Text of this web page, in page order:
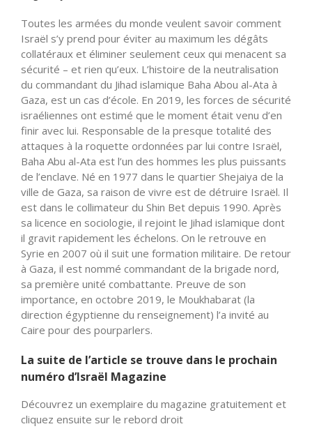
Toutes les armées du monde veulent savoir comment
Israël s’y prend pour éviter au maximum les dégâts
collatéraux et éliminer seulement ceux qui menacent sa
sécurité – et rien qu’eux. L’histoire de la neutralisation
du commandant du Jihad islamique Baha Abou al-Ata à
Gaza, est un cas d’école. En 2019, les forces de sécurité
israéliennes ont estimé que le moment était venu d’en
finir avec lui. Responsable de la presque totalité des
attaques à la roquette ordonnées par lui contre Israël,
Baha Abu al-Ata est l’un des hommes les plus puissants
de l’enclave. Né en 1977 dans le quartier Shejaiya de la
ville de Gaza, sa raison de vivre est de détruire Israël. Il
est dans le collimateur du Shin Bet depuis 1990. Après
sa licence en sociologie, il rejoint le Jihad islamique dont
il gravit rapidement les échelons. On le retrouve en
Syrie en 2007 où il suit une formation militaire. De retour
à Gaza, il est nommé commandant de la brigade nord,
sa première unité combattante. Preuve de son
importance, en octobre 2019, le Moukhabarat (la
direction égyptienne du renseignement) l’a invité au
Caire pour des pourparlers.
La suite de l’article se trouve dans le prochain
numéro d’Israël Magazine
Découvrez un exemplaire du magazine gratuitement et
cliquez ensuite sur le rebord droit